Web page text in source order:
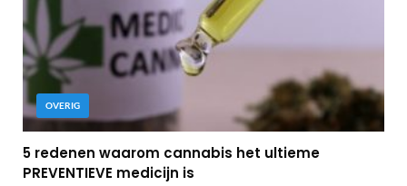
OVERIG
5 redenen waarom cannabis het ultieme
PREVENTIEVE medicijn is